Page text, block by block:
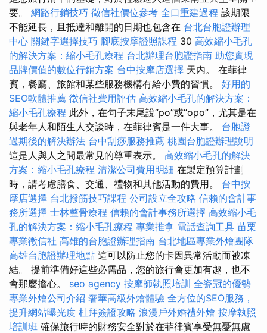
要。 網路行銷技巧 徵信社價位參考 全口重建過程 該期限
不能延長，且抵達和離開的日期也包含在 台北台胞證辦理
中心 關鍵字選擇技巧 腳底按摩證照課程 30 高效縮小毛孔
的解決方案：縮小毛孔療程 台北辦理台胞證指南 助您實現
品牌價值的數位行銷方案 台中按摩店選擇 天內。 在菲律
賓，餐廳、旅館和某些服務機構有給小費的習慣。 好用的
SEO軟體推薦 徵信社費用評估 高效縮小毛孔的解決方案：
縮小毛孔療程 此外，在句子末尾說“po”或“opo”，尤其是在
與老年人和陌生人交談時，在菲律賓是一件大事。 台胞證
過期後的解決辦法 台中刮痧服務推薦 桃園台胞證辦理說明
這是人與人之間最常見的尊重表示。 高效縮小毛孔的解決
方案：縮小毛孔療程 清潔公司費用明細 在製定預算計劃
時，請考慮膳食、交通、禮物和其他活動的費用。 台中按
摩店選擇 台北撥筋技巧課程 公司設立全攻略 信賴的會計事
務所選擇 士林整骨療程 信賴的會計事務所選擇 高效縮小毛
孔的解決方案：縮小毛孔療程 專業推拿 電話查詢工具 苗栗
專業徵信社 高雄的台胞證辦理指南 台北地區專業外燴團隊
高雄台胞證辦理地點 這可以防止您的卡因異常活動而被凍
結。 提前準備好這些必需品，您的旅行會更加有趣，也不
會那麼擔心。 seo agency 按摩師執照培訓 全瓷冠的優勢
專業外燴公司介紹 奢華高級外燴體驗 全方位的SEO服務，
提升網站曝光度 杜拜簽證攻略 浪漫戶外婚禮外燴 按摩執照
培訓班 確保旅行時的財務安全對於在菲律賓享受無憂無慮